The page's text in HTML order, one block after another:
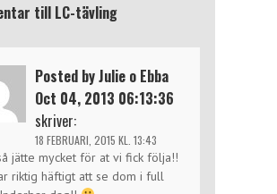
till LC-tävling
Posted by Julie o Ebba
Oct 04, 2013 06:13:36
skriver:
18 FEBRUARI, 2015 KL. 13:43
jätte mycket för at vi fick följa!!
riktig häftigt att se dom i full